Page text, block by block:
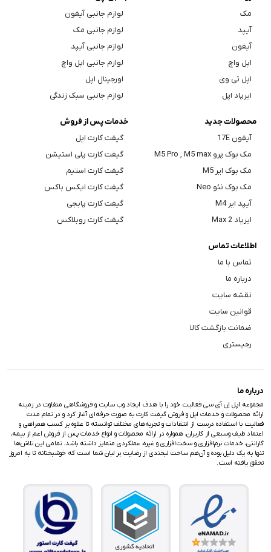
مک
آیپد
آیفون
اپل واچ
اپل تی وی
ایرپاد اپل
لوازم جانبی آیفون
لوازم جانبی مک
لوازم جانبی آیپد
لوازم جانبی اپل واچ
اورجینال اپل
لوازم جانبی سبک زندگی
محصولات جدید
آیفون 17E
مک بوک پرو M5 Pro , M5 max
مک بوک ایر M5
مک بوک نئو Neo
آیپد ایر M4
ایرپاد Max 2
خدمات پس از فروش
گیفت کارت اپل
گیفت کارت پلی استیشن
گیفت کارت استیم
گیفت کارت ایکس باکس
گیفت کارت پابجی
گیفت کارت روبلاکس
اطلاعات تماس
تماس با ما
درباره ما
نقشه سایت
قوانین سایت
ضمانت بازگشت کالا
رجیستری
درباره ما
مجموعه اپل اِن آی سی فعالیت خود را با هدف ایجاد وب سایت و فروشگاهی متفاوت در زمینه
ارائه محصولات و خدمات اپل و فروش گیفت کارت به صورت حرفه‌ای آغاز کرد و در تمام مدت
فعالیت با استفاده درست از انتقادات و تجربه‌های مختلف توانسته تا علاوه بر کسب همراهی و
اعتماد طیف وسیعی از کاربران، همواره در ارائه محصولات و انواع خدمات پس از فروش اعم از بیمه،
گارانتی، خدمات نرم‌افزاری و سخت‌افزاری و غیره، عملکردی متمایز داشته باشد. تمامی این تلاش‌ها
تنها به یک دلیل بوده و آن‌هم ساخت لبخندی از رضایت بر لبان شما است که خوشبختانه تا به امروز
تحقق یافته است.